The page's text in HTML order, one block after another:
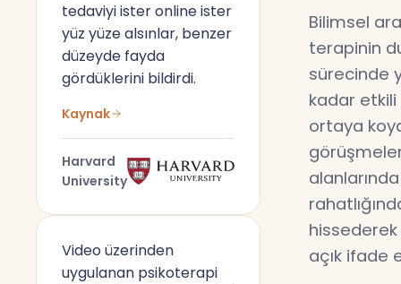
tedaviyi ister online ister
yüz yüze alsınlar, benzer
düzeyde fayda
gördüklerini bildirdi.
Kaynak
Harvard
University
Video üzerinden
uygulanan psikoterapi
Bilimsel
terapinin
sürecinde
kadar
ortaya
açık ifade